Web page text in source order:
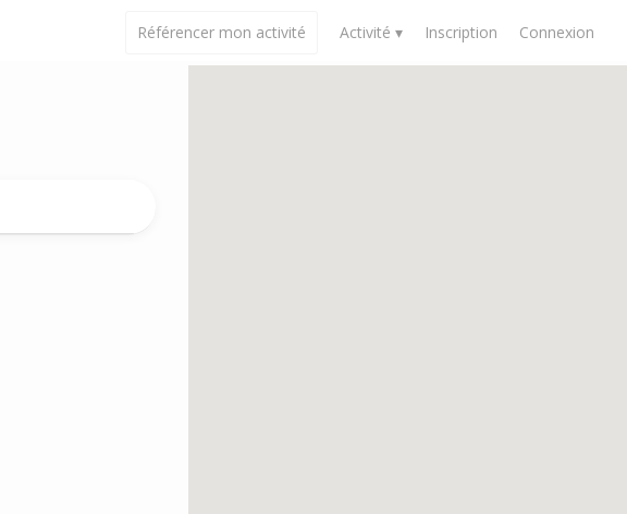
Référencer mon activité Activité ▾ Inscription Connexion